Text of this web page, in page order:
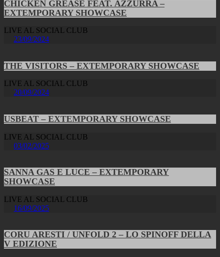
CHICKEN GREASE FEAT. AZZURRA –
EXTEMPORARY SHOWCASE
LIVE AL SOCIAL CLUB
23/09/2024
THE VISITORS – EXTEMPORARY SHOWCASE
LIVE AL SOCIAL CLUB
20/09/2024
USBEAT – EXTEMPORARY SHOWCASE
LIVE AL SOCIAL CLUB
03/02/2025
SANNA GAS E LUCE – EXTEMPORARY
SHOWCASE
LIVE AL SOCIAL CLUB
16/09/2025
CORU ARESTI / UNFOLD 2 – LO SPINOFF DELLA
V EDIZIONE